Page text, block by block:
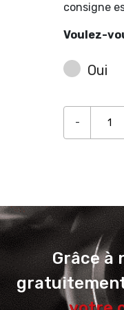
consigne
Voulez-
Oui
-
Grâce à